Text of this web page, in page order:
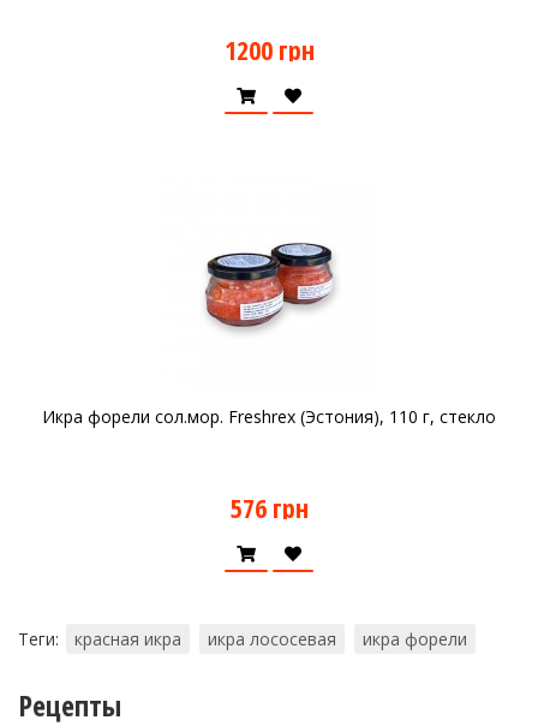
1200 грн
Икра форели сол.мор. Freshrex (Эстония), 110 г, стекло
576 грн
Теги: красная икра икра лососевая икра форели
Рецепты